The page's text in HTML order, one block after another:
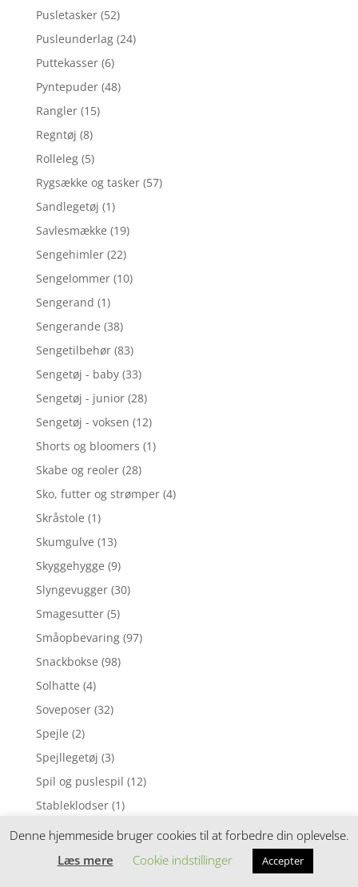
Pusletasker (52)
Pusleunderlag (24)
Puttekasser (6)
Pyntepuder (48)
Rangler (15)
Regntøj (8)
Rolleleg (5)
Rygsække og tasker (57)
Sandlegetøj (1)
Savlesmække (19)
Sengehimler (22)
Sengelommer (10)
Sengerand (1)
Sengerande (38)
Sengetilbehør (83)
Sengetøj - baby (33)
Sengetøj - junior (28)
Sengetøj - voksen (12)
Shorts og bloomers (1)
Skabe og reoler (28)
Sko, futter og strømper (4)
Skråstole (1)
Skumgulve (13)
Skyggehygge (9)
Slyngevugger (30)
Smagesutter (5)
Småopbevaring (97)
Snackbokse (98)
Solhatte (4)
Soveposer (32)
Spejle (2)
Spejllegetøj (3)
Spil og puslespil (12)
Stableklodser (1)
Stablelegetøj
(3)
Stel og bestik
(185)
Denne hjemmeside bruger cookies til at forbedre din oplevelse.
Læs mere
Cookie indstillinger Accepter